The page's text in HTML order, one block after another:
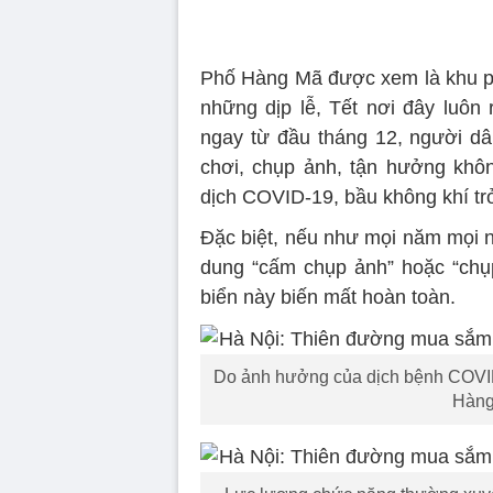
Phố Hàng Mã được xem là khu
những dịp lễ, Tết nơi đây luôn
ngay từ đầu tháng 12, người
chơi, chụp ảnh, tận hưởng
dịch COVID-19, bầu không khí
Đặc biệt, nếu như mọi năm mọi
dung “cấm chụp ảnh” hoặc
biển này biến mất hoàn toàn.
Do ảnh hưởng của dịch bệnh